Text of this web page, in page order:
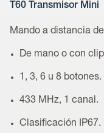
T60 Transmisor Mini
Mando a distancia
De mano o con
1, 3, 6 u 8 botones.
433 MHz, 1 canal.
Clasificación IP67.